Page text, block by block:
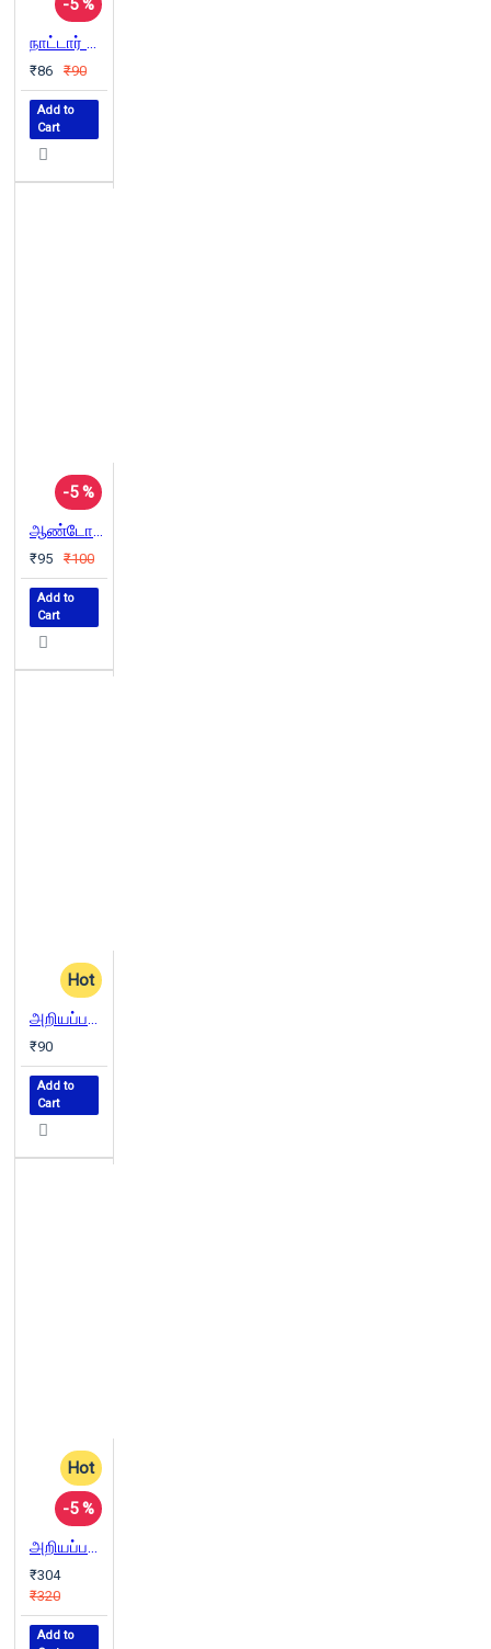
-5 %
நாட்டார் வழக்காற்றியல் அரசியல்
₹86 ₹90
Add to
Cart
-5 %
ஆண்டோ எனும் மாயை (சிறுகதைத் தொகுப்பு)
₹95 ₹100
Add to
Cart
Hot
அறியப்படாத தமிழகம்
₹90
Add to
Cart
Hot
-5 %
அறியப்படாத தமிழ்மொழி
₹304
₹320
Add to